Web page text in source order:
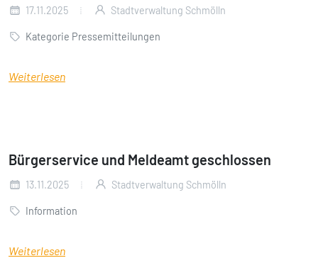
17.11.2025 Stadtverwaltung Schmölln
Kategorie Pressemitteilungen
Weiterlesen
Bürgerservice und Meldeamt geschlossen
13.11.2025 Stadtverwaltung Schmölln
Information
Weiterlesen